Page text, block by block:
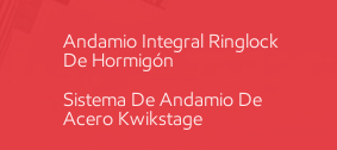
Andamio Integral Ringlock
De Hormigón
Sistema De Andamio De
Acero Kwikstage